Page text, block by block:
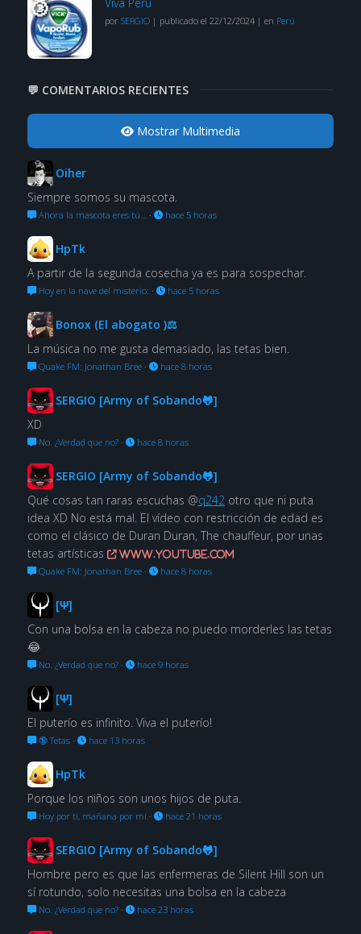
por SERGIO| publicado el 22/12/2024| en Perú
💬 COMENTARIOS RECIENTES
Mostrar Multimedia
Oiher
Siempre somos su mascota.
Ahora la mascota eres tú… · hace 5 horas
HpTk
A partir de la segunda cosecha ya es para sospechar.
Hoy en la nave del misterio: · hace 5 horas
Bonox (El abogato )⚖
La música no me gusta demasiado, las tetas bien.
Quake FM: Jonathan Bree· hace 8 horas
SERGIO [Army of Sobando🐸]
XD
No. ¿Verdad que no?· hace 8 horas
SERGIO [Army of Sobando🐸]
Qué cosas tan raras escuchas @q242 otro que ni puta
idea XD No está mal. El vídeo con restricción de edad es
como el clásico de Duran Duran, The chauffeur, por unas
tetas artísticas
www.youtube.com
Quake FM: Jonathan Bree· hace 8 horas
[Ψ]
Con una bolsa en la cabeza no puedo morderles las tetas
😂
No. ¿Verdad que no?· hace 9 horas
[Ψ]
El puterío es infinito. Viva el puterío!
🔞 Tetas· hace 13 horas
HpTk
Porque los niños son unos hijos de puta.
Hoy por ti, mañana por mí· hace 21 horas
SERGIO [Army of Sobando🐸]
Hombre pero es que las enfermeras de Silent Hill son un
sí rotundo, solo necesitas una bolsa en la cabeza
No. ¿Verdad que no?· hace 23 horas